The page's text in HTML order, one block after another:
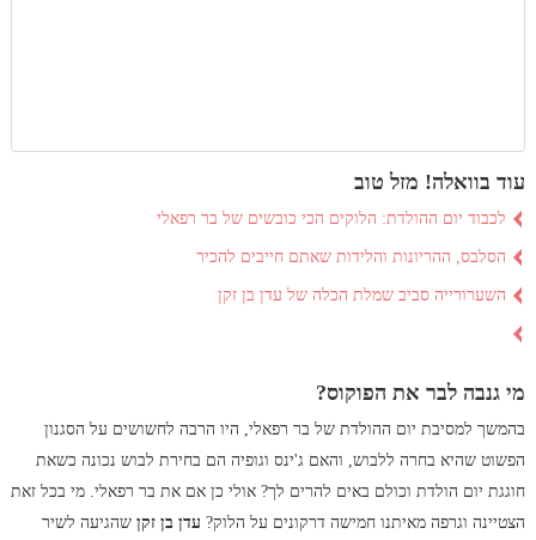
עוד בוואלה! מזל טוב
לכבוד יום ההולדת: הלוקים הכי כובשים של בר רפאלי
הסלבס, ההריונות והלידות שאתם חייבים להכיר
השערורייה סביב שמלת הכלה של עדן בן זקן
מי גנבה לבר את הפוקוס?
בהמשך למסיבת יום ההולדת של בר רפאלי, היו הרבה לחשושים על הסגנון
הפשוט שהיא בחרה ללבוש, והאם ג'ינס וגופיה הם בחירת לבוש נכונה כשאת
חוגגת יום הולדת וכולם באים להרים לך? אולי כן אם את בר רפאלי. מי בכל זאת
הצטיינה וגרפה מאיתנו חמישה דרקונים על הלוק? עדן בן זקןשהגיעה לשיר